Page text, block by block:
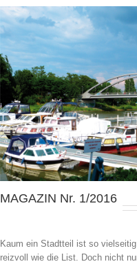
MAGAZIN Nr. 1/2016
Kaum ein Stadtteil ist so
reizvoll wie die List. Doch nicht